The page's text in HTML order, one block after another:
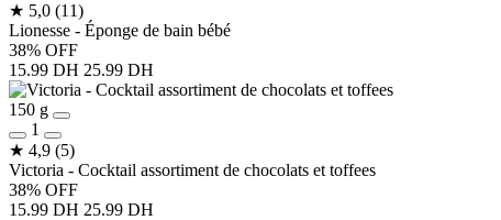
★ 5,0 (11)
Lionesse - Éponge de bain bébé
38% OFF
15.99 DH 25.99 DH
150 g
1
★ 4,9 (5)
Victoria - Cocktail assortiment de chocolats et toffees
38% OFF
15.99 DH 25.99 DH